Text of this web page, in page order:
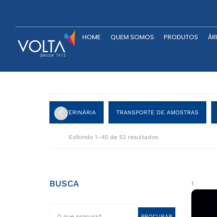
HOME QUEM SOMOS PRODUTOS
VETERINÁRIA TRANSPORTE DE AMOSTRAS
Exibindo 1–40 de 52 resultados
1
BUSCA